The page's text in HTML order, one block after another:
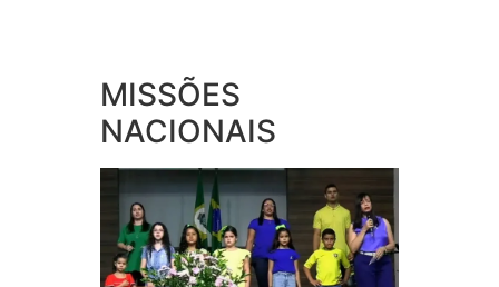
MISSÕES
NACIONAIS